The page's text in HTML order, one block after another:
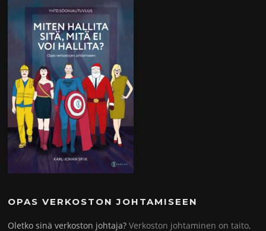
OPAS VERKOSTON JOHTAMISEEN
Oletko sinä verkoston johtaja? Verkoston johtaminen on taito,